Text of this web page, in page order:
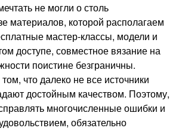
не могли о столь
материалов, которой располагаем
мастер-классы, модели и
доступе, совместное вязание на
поистине безграничны.
что далеко не все источники
достойным качеством. Поэтому,
многочисленные ошибки и
обязательно